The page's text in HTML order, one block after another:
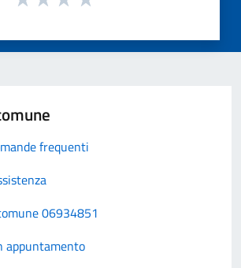
frequenti
06934851
appuntamento